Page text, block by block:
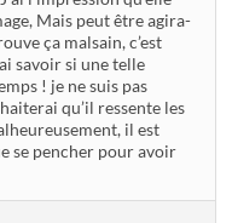
Mais peut être agira-
ça malsain, c’est
savoir si une telle
! je ne suis pas
qu’il ressente les
il est
se pencher pour avoir